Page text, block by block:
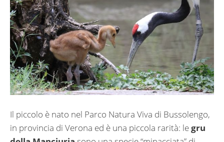
Il piccolo è nato nel Parco Natura Viva di Bussolengo,
in provincia di Verona ed è una piccola rarità: legru